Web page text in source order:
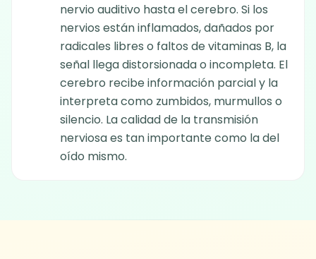
nervio auditivo hasta el cerebro. Si los
nervios están inflamados, dañados por
radicales libres o faltos de vitaminas B, la
señal llega distorsionada o incompleta. El
cerebro recibe información parcial y la
interpreta como zumbidos, murmullos o
silencio. La calidad de la transmisión
nerviosa es tan importante como la del
oído mismo.